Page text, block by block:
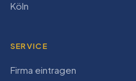
Köln
SERVICE
Firma eintragen